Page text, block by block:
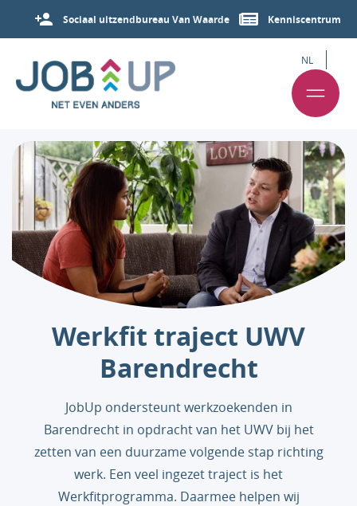
Sociaal uitzendbureau Van Waarde Kenniscentrum
NL
Werkfit traject UWV
Barendrecht
JobUp ondersteunt werkzoekenden in
Barendrecht in opdracht van het UWV bij het
zetten van een duurzame volgende stap richting
werk. Een veel ingezet traject is het
Werkfitprogramma. Daarmee helpen wij